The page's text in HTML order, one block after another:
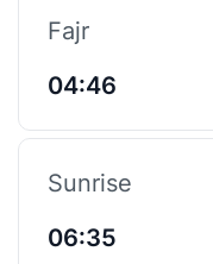
Fajr
04:46
Sunrise
06:35